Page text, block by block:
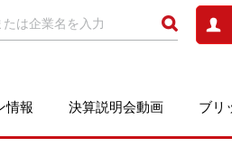
情報 決算説明会動画 ブリ